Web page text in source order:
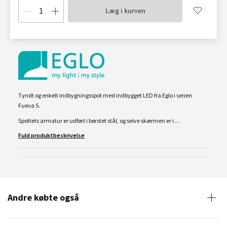
Læg i kurven
Tyndt og enkelt indbygningsspot med indbygget LED fra Eglo i serien
Fueva 5.
Spottets armatur er udført i børstet stål, og selve skærmen er i ...
Fuld produktbeskrivelse
Andre købte også